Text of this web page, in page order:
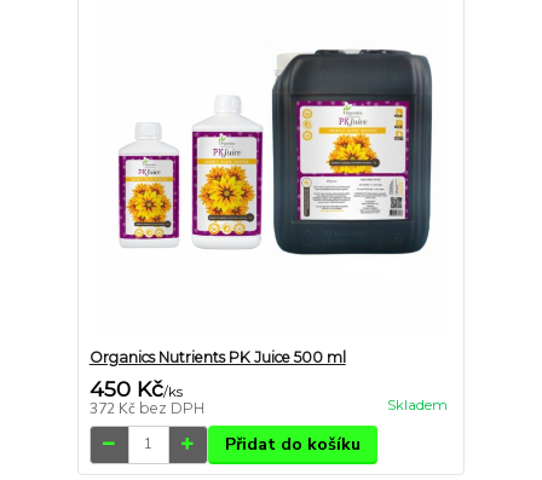
Organics Nutrients PK Juice 500 ml
450 Kč/ks
372 Kč bez DPH Skladem
Přidat do košíku